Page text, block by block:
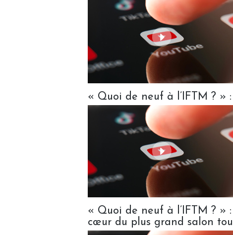
« Quoi de neuf à l’IFTM ? »
« Quoi de neuf à l’IFTM ? »
cœur du plus grand salon